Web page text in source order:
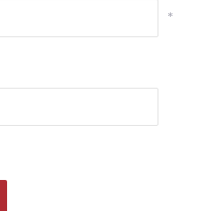
*